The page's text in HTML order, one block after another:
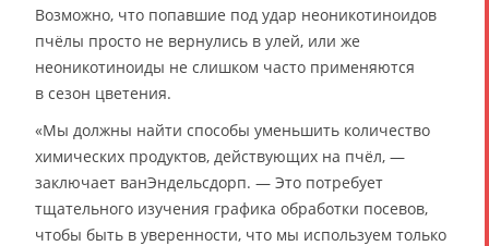
Возможно, что попавшие под удар неоникотиноидов
пчёлы просто не вернулись в улей, или же
неоникотиноиды не слишком часто применяются
в сезон цветения.
«Мы должны найти способы уменьшить количество
химических продуктов, действующих на пчёл, —
заключает ванЭндельсдорп. — Это потребует
тщательного изучения графика обработки посевов,
чтобы быть в уверенности, что мы используем только